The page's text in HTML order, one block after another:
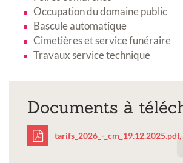
Occupation du domaine public
Bascule automatique
Cimetières et service funéraire
Travaux service technique
Documents à
tarifs_2026_-_cm_19.12.2025.pdf,